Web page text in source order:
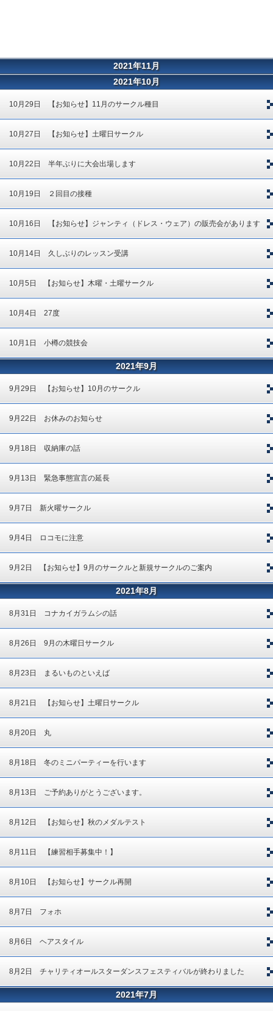
2021年11月
2021年10月
10月29日 【お知らせ】11月のサークル種目
10月27日 【お知らせ】土曜日サークル
10月22日 半年ぶりに大会出場します
10月19日 ２回目の接種
10月16日 【お知らせ】ジャンティ（ドレス・ウェア）の販売会があります
10月14日 久しぶりのレッスン受講
10月5日 【お知らせ】木曜・土曜サークル
10月4日 27度
10月1日 小樽の競技会
2021年9月
9月29日 【お知らせ】10月のサークル
9月22日 お休みのお知らせ
9月18日 収納庫の話
9月13日 緊急事態宣言の延長
9月7日 新火曜サークル
9月4日 ロコモに注意
9月2日 【お知らせ】9月のサークルと新規サークルのご案内
2021年8月
8月31日 コナカイガラムシの話
8月26日 9月の木曜日サークル
8月23日 まるいものといえば
8月21日 【お知らせ】土曜日サークル
8月20日 丸
8月18日 冬のミニパーティーを行います
8月13日 ご予約ありがとうございます。
8月12日 【お知らせ】秋のメダルテスト
8月11日 【練習相手募集中！】
8月10日 【お知らせ】サークル再開
8月7日 フォホ
8月6日 ヘアスタイル
8月2日 チャリティオールスターダンスフェスティバルが終わりました
2021年7月